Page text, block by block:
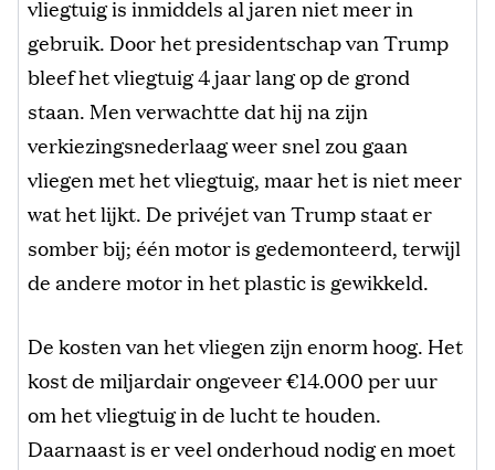
vliegtuig is inmiddels al jaren niet meer in
gebruik. Door het presidentschap van Trump
bleef het vliegtuig 4 jaar lang op de grond
staan. Men verwachtte dat hij na zijn
verkiezingsnederlaag weer snel zou gaan
vliegen met het vliegtuig, maar het is niet meer
wat het lijkt. De privéjet van Trump staat er
somber bij; één motor is gedemonteerd, terwijl
de andere motor in het plastic is gewikkeld.
De kosten van het vliegen zijn enorm hoog. Het
kost de miljardair ongeveer €14.000 per uur
om het vliegtuig in de lucht te houden.
Daarnaast is er veel onderhoud nodig en moet